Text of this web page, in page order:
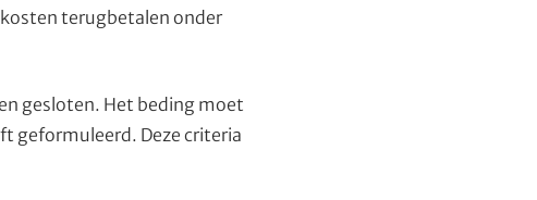
terugbetalen onder
gesloten. Het beding moet
geformuleerd. Deze criteria